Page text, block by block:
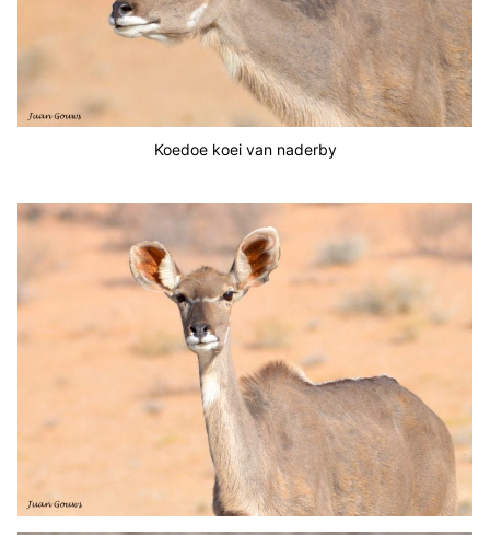
Koedoe koei van naderby